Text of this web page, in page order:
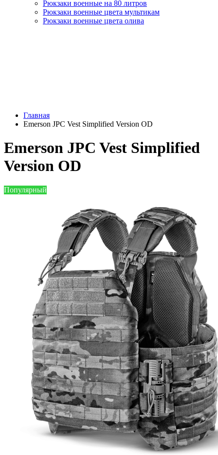
Рюкзаки военные на 80 литров
Рюкзаки военные цвета мультикам
Рюкзаки военные цвета олива
Главная
Emerson JPC Vest Simplified Version OD
Emerson JPC Vest Simplified
Version OD
Популярный